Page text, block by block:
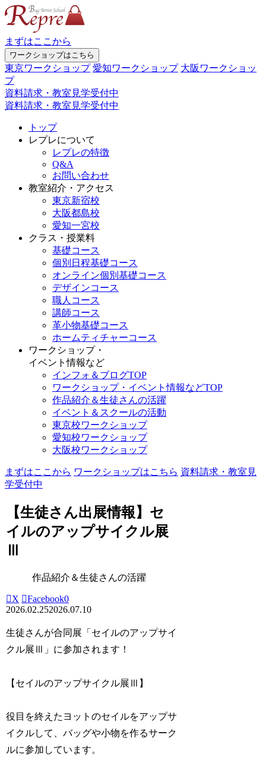
まずはここから
ワークショップはこちら
東京ワークショップ 愛知ワークショップ 大阪ワークショッ
プ
資料請求・教室見学受付中
資料請求・教室見学受付中
トップ
レプレについて
レプレの特徴
Q&A
お問い合わせ
教室紹介・アクセス
東京新宿校
大阪都島校
愛知一宮校
クラス・授業料
基礎コース
個別日程基礎コース
オンライン個別基礎コース
デザインコース
職人コース
講師コース
革小物基礎コース
ホームティチャーコース
ワークショップ・
イベント情報など
インフォ＆ブログTOP
ワークショップ・イベント情報などTOP
作品紹介＆生徒さんの活躍
イベント＆スクールの活動
東京校ワークショップ
愛知校ワークショップ
大阪校ワークショップ
まずはここから ワークショップはこちら 資料請求・教室見
学受付中
【生徒さん出展情報】セ
イルのアップサイクル展
作品紹介＆生徒さんの活躍
X Facebook0
2026.02.252026.07.10
生徒さんが合同展「セイルのアップサイ
クル展Ⅲ」に参加されます！
【セイルのアップサイクル展Ⅲ】
役目を終えたヨットのセイルをアップサ
イクルして、バッグや小物を作るサーク
ルに参加しています。